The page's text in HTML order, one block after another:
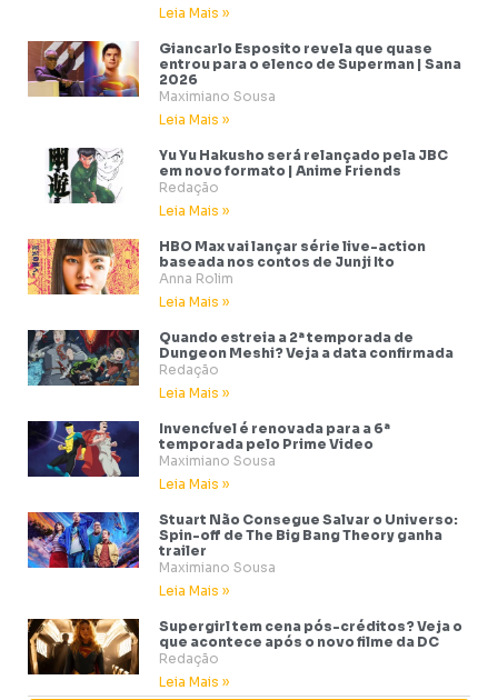
Leia Mais »
Giancarlo Esposito revela que quase
entrou para o elenco de Superman | Sana
2026
Maximiano Sousa
Leia Mais »
Yu Yu Hakusho será relançado pela JBC
em novo formato | Anime Friends
Redação
Leia Mais »
HBO Max vai lançar série live-action
baseada nos contos de Junji Ito
Anna Rolim
Leia Mais »
Quando estreia a 2ª temporada de
Dungeon Meshi? Veja a data confirmada
Redação
Leia Mais »
Invencível é renovada para a 6ª
temporada pelo Prime Video
Maximiano Sousa
Leia Mais »
Stuart Não Consegue Salvar o Universo:
Spin-off de The Big Bang Theory ganha
trailer
Maximiano Sousa
Leia Mais »
Supergirl tem cena pós-créditos? Veja o
que acontece após o novo filme da DC
Redação
Leia Mais »